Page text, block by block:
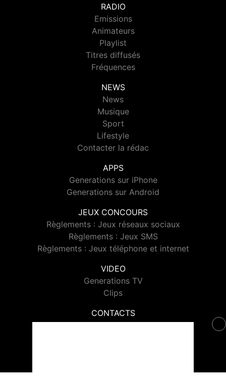
RADIO
Emissions
Animateurs
Playlist
Titres diffusés
Fréquences
NEWS
News
Musique
Sport
Lifestyle
Contacter la rédac
APPS
Generations sur iPhone
Generations sur Android
JEUX CONCOURS
Règlements : Jeux réseaux sociaux
Règlements : Jeux SMS
Règlements : Jeux téléphone et internet
VIDEO
Generations TV
Clips
CONTACTS
Contacter Generations